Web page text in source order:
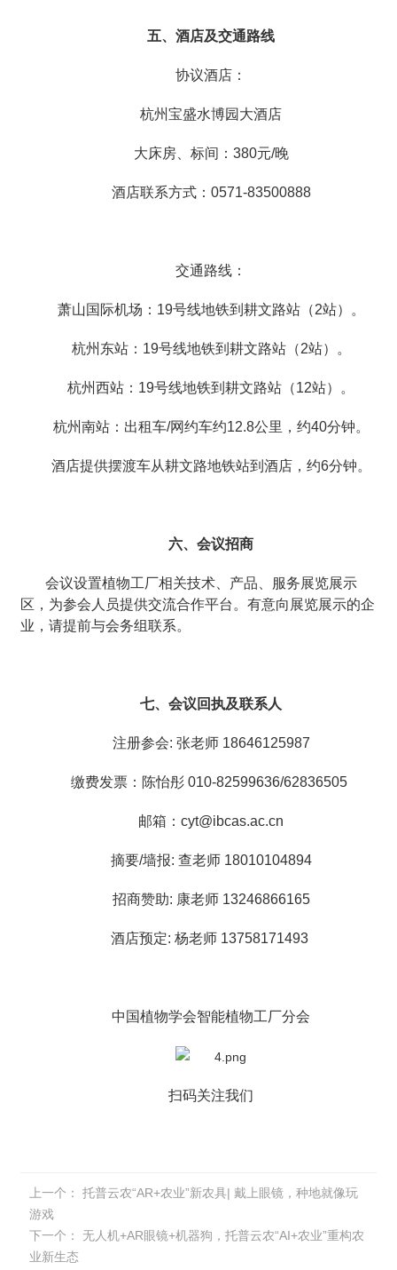
五、酒店及交通路线
协议酒店：
杭州宝盛水博园大酒店
大床房、标间：380元/晚
酒店联系方式：0571-83500888
交通路线：
萧山国际机场：19号线地铁到耕文路站（2站）。
杭州东站：19号线地铁到耕文路站（2站）。
杭州西站：19号线地铁到耕文路站（12站）。
杭州南站：出租车/网约车约12.8公里，约40分钟。
酒店提供摆渡车从耕文路地铁站到酒店，约6分钟。
六、会议招商
会议设置植物工厂相关技术、产品、服务展览展示
区，为参会人员提供交流合作平台。有意向展览展示的企
业，请提前与会务组联系。
七、会议回执及联系人
注册参会: 张老师 18646125987
缴费发票：陈怡彤 010-82599636/62836505
邮箱：cyt@ibcas.ac.cn
摘要/墙报: 查老师 18010104894
招商赞助: 康老师 13246866165
酒店预定: 杨老师 13758171493
中国植物学会智能植物工厂分会
扫码关注我们
上一个：
托普云农“AR+农业”新农具| 戴上眼镜，种地就像玩
游戏
下一个：
无人机+AR眼镜+机器狗，托普云农“AI+农业”重构农
业新生态